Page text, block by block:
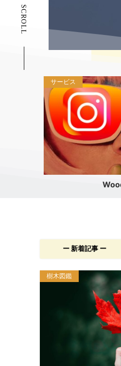
SCROLL
サービス
ー 新着記事 ー
樹木図鑑